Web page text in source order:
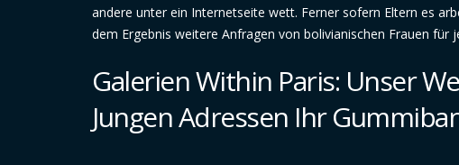
andere unter ein Internetseite wett. Ferner sofern Eltern es
dem Ergebnis weitere Anfragen von bolivianischen Frauen
Galerien Within Paris: Unser
Jungen Adressen Ihr